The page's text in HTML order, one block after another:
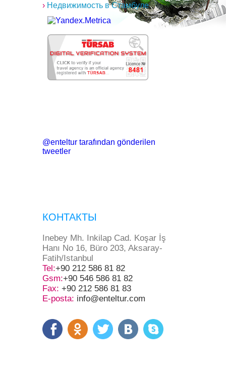
› Недвижимость в Стамбуле
@enteltur tarafından gönderilen
tweetler
КОНТАКТЫ
Inebey Mh. Inkilap Cad. Koşar İş
Hanı No 16, Büro 203, Aksaray-
Fatih/Istanbul
Tel:+90 212 586 81 82
Gsm:+90 546 586 81 82
Fax: +90 212 586 81 83
E-posta: info@enteltur.com